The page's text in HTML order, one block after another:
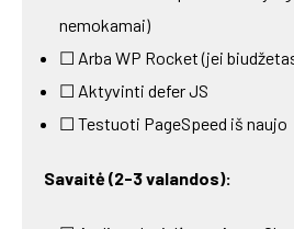
nemokamai)
☐ Arba WP Rocket (jei
☐ Aktyvinti defer JS
☐ Testuoti PageSpeed iš naujo
Savaitė (2-3 valandos):